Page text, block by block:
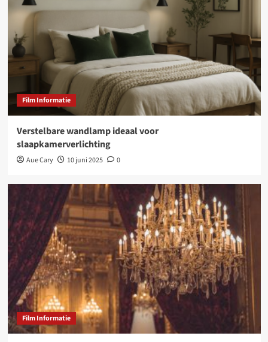
Film Informatie
Verstelbare wandlamp ideaal voor
slaapkamerverlichting
Aue Cary 10 juni 2025 0
Film Informatie